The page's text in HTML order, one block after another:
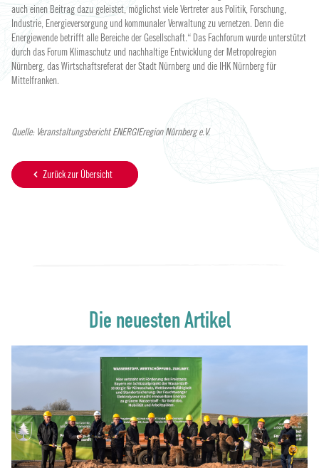
auch einen Beitrag dazu geleistet, möglichst viele Vertreter aus Politik, Forschung,
Industrie, Energieversorgung und kommunaler Verwaltung zu vernetzen. Denn die
Energiewende betrifft alle Bereiche der Gesellschaft.“ Das Fachforum wurde unterstützt
durch das Forum Klimaschutz und nachhaltige Entwicklung der Metropolregion
Nürnberg, das Wirtschaftsreferat der Stadt Nürnberg und die IHK Nürnberg für
Mittelfranken.
Quelle: Veranstaltungsbericht ENERGIEregion Nürnberg e.V.
Zurück zur Übersicht
Die neuesten Artikel